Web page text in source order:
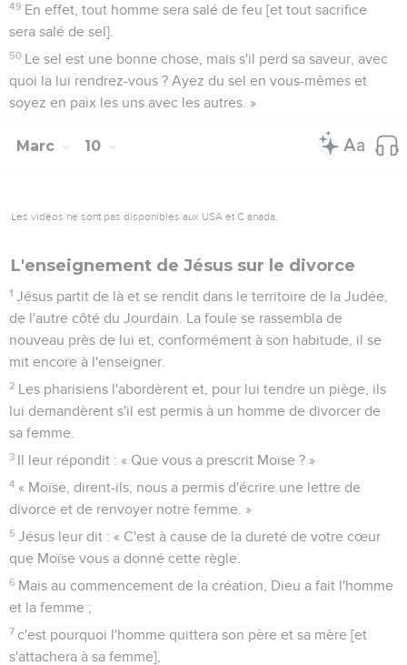
49 En effet, tout homme sera salé de feu [et tout sacrifice
sera salé de sel].
50 Le sel est une bonne chose, mais s'il perd sa saveur, avec
quoi la lui rendrez-vous ? Ayez du sel en vous-mêmes et
soyez en paix les uns avec les autres. »
Marc 10
Les vidéos ne sont pas disponibles aux USA et C anada.
L'enseignement de Jésus sur le divorce
1 Jésus partit de là et se rendit dans le territoire de la Judée,
de l'autre côté du Jourdain. La foule se rassembla de
nouveau près de lui et, conformément à son habitude, il se
mit encore à l'enseigner.
2 Les pharisiens l'abordèrent et, pour lui tendre un piège, ils
lui demandèrent s'il est permis à un homme de divorcer de
sa femme.
3 Il leur répondit : « Que vous a prescrit Moïse ? »
4 « Moïse, dirent-ils, nous a permis d'écrire une lettre de
divorce et de renvoyer notre femme. »
5 Jésus leur dit : « C'est à cause de la dureté de votre cœur
que Moïse vous a donné cette règle.
6 Mais au commencement de la création, Dieu a fait l'homme
et la femme ;
7 c'est pourquoi l'homme quittera son père et sa mère [et
s'attachera à sa femme],